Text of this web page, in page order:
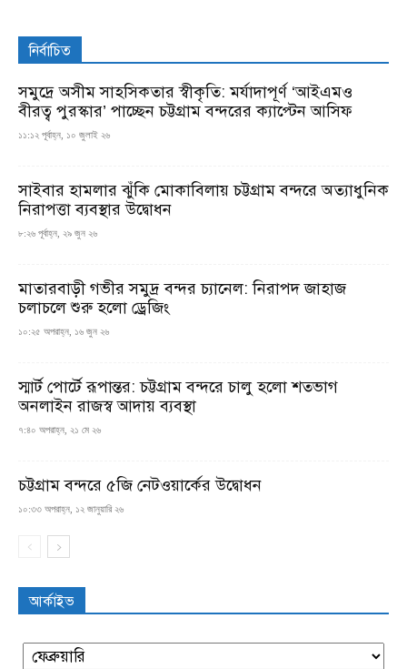
নির্বাচিত
সমুদ্রে অসীম সাহসিকতার স্বীকৃতি: মর্যাদাপূর্ণ ‘আইএমও
বীরত্ব পুরস্কার’ পাচ্ছেন চট্টগ্রাম বন্দরের ক্যাপ্টেন আসিফ
১১:১২ পূর্বাহ্ন, ১০ জুলাই ২৬
সাইবার হামলার ঝুঁকি মোকাবিলায় চট্টগ্রাম বন্দরে অত্যাধুনিক
নিরাপত্তা ব্যবস্থার উদ্বোধন
৮:২৬ পূর্বাহ্ন, ২৯ জুন ২৬
মাতারবাড়ী গভীর সমুদ্র বন্দর চ্যানেল: নিরাপদ জাহাজ
চলাচলে শুরু হলো ড্রেজিং
১০:২৫ অপরাহ্ন, ১৬ জুন ২৬
স্মার্ট পোর্টে রূপান্তর: চট্টগ্রাম বন্দরে চালু হলো শতভাগ
অনলাইন রাজস্ব আদায় ব্যবস্থা
৭:৪০ অপরাহ্ন, ২১ মে ২৬
চট্টগ্রাম বন্দরে ৫জি নেটওয়ার্কের উদ্বোধন
১০:৩৩ অপরাহ্ন, ১২ জানুয়ারি ২৬
আর্কাইভ